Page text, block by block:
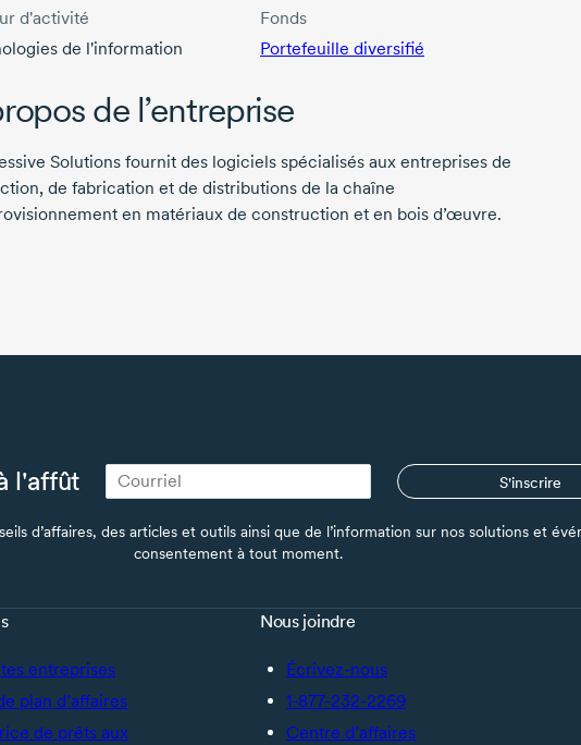
d'activité
de l'information
Fonds
Portefeuille diversifié
de l’entreprise
Solutions fournit des logiciels spécialisés aux entreprises de
de fabrication et de distributions de la chaîne
en matériaux de construction et en bois d’œuvre.
l'affût S'inscrire
d’affaires, des articles et outils ainsi que de l’information sur nos solutions et
consentement à tout moment.
entreprises
plan d’affaires
de prêts aux
Nous joindre
Écrivez-nous
1-877-232-2269
Centre d’affaires